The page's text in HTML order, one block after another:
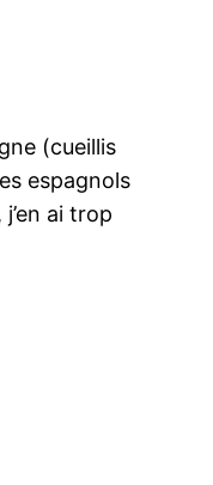
(cueillis
espagnols
ai trop